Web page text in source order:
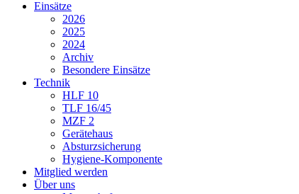
Einsätze
2026
2025
2024
Archiv
Besondere Einsätze
Technik
HLF 10
TLF 16/45
MZF 2
Gerätehaus
Absturzsicherung
Hygiene-Komponente
Mitglied werden
Über uns